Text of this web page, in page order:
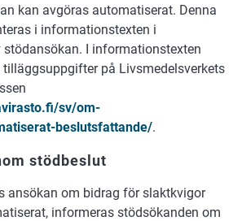
kan avgöras automatiserat. Denna
i informationstexten i
stödansökan. I informationstexten
på Livsmedelsverkets
sv/om-
beslutsfattande/.
stödbeslut
ansökan om bidrag för slaktkvigor
informeras stödsökanden om